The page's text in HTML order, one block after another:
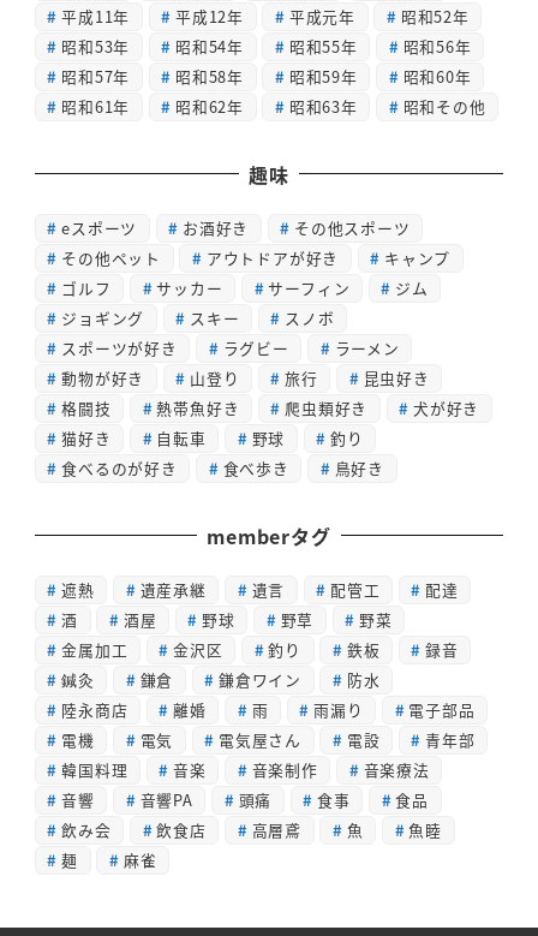
平成11年
平成12年 平成元年
昭和52年
昭和53年
昭和54年 昭和55年
昭和56年
昭和57年
昭和58年 昭和59年
昭和60年
昭和61年
昭和62年 昭和63年 昭和その他
趣味
eスポーツ お酒好き
その他スポーツ
その他ペット
アウトドアが好き
キャンプ
ゴルフ
サッカー サーフィン
ジム
ジョギング
スキー
スノボ
スポーツが好き
ラグビー
ラーメン
動物が好き
山登り 旅行
昆虫好き
格闘技
熱帯魚好き 爬虫類好き
犬が好き
猫好き
自転車 野球
釣り
食べるのが好き
食べ歩き 鳥好き
memberタグ
遮熱 遺産承継 遺言 配管工
配達
酒
酒屋 野球 野草
野菜
金属加工
金沢区 釣り 鉄板
録音
鍼灸
鎌倉 鎌倉ワイン
防水
陸永商店
離婚 雨 雨漏り
電子部品
電機
電気 電気屋さん 電設
青年部
韓国料理
音楽 音楽制作
音楽療法
音響
音響PA 頭痛 食事
食品
飲み会
飲食店 高層鳶 魚
魚睦
麺
麻雀